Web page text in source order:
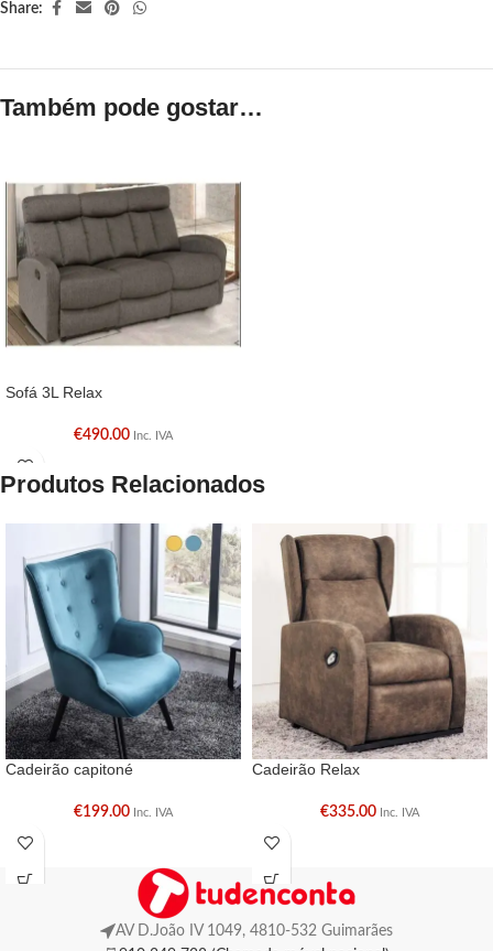
Share:
Também pode gostar…
Sofá 3L Relax
€490.00 Inc. IVA
Produtos Relacionados
Cadeirão capitoné
€199.00 Inc. IVA
Cadeirão Relax
€335.00 Inc. IVA
AV D.João IV 1049, 4810-532 Guimarães